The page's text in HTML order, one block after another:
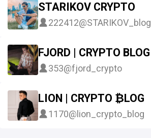
STARIKOV CRYPTO
222412@STARIKOV_blog
FJORD | CRYPTO BLOG
353@fjord_crypto
LION | CRYPTO ₿LOG
1170@lion_crypto_blog